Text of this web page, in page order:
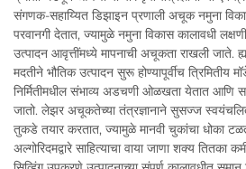
संगणक-सहाय्यित डिझाइन प्रणाली अचूक नमुना
परवानगी देतात, ज्यामुळे नमुना विकास कालावधी
उत्पादन आवृत्तींमध्ये मापनाची अचूकता राखली जाते.
मदतीने भौतिक उत्पादन सुरू होण्यापूर्वीच त्रिमितीय
निर्मितीमधील संभाव्य अडचणी ओळखता येतात आणि
जातो. लेझर अचूकतेच्या तंत्रज्ञानाने सुसज्ज
तुकडे तयार करतात, ज्यामुळे मानवी चुकांचा धोका
अल्गोरिदमद्वारे साहित्याचा वाया जाणा शक्य तितका